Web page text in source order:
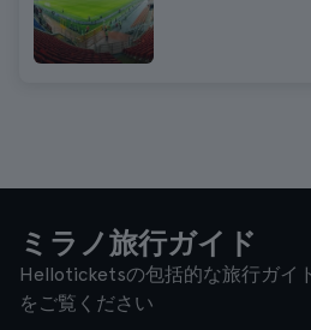
ミラノ旅行ガイド
Helloticketsの包括的な旅行ガイ
をご覧ください